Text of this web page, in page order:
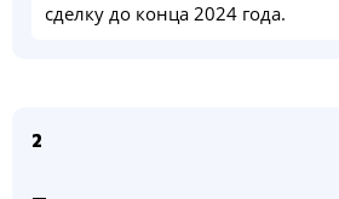
сделку до конца 2024 года.
2